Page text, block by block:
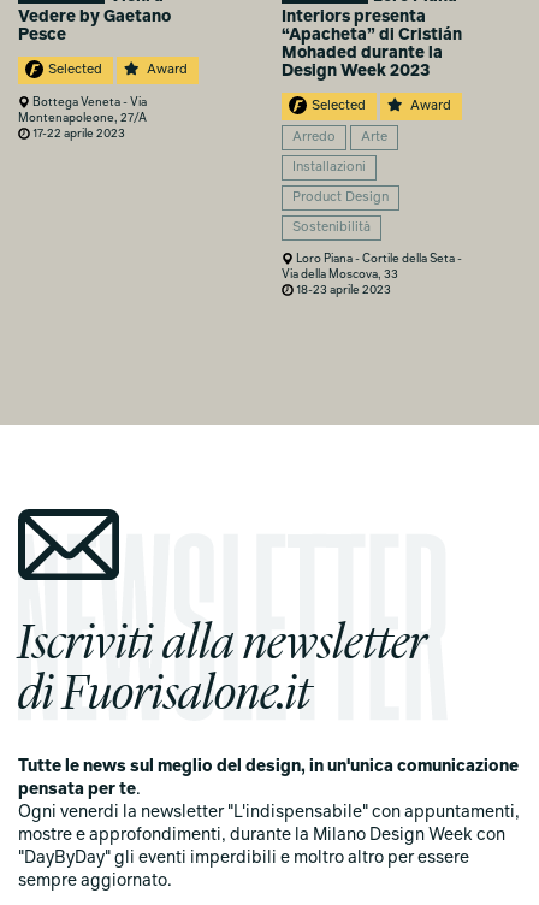
Vedere by Gaetano
Pesce
Selected Award
Bottega Veneta - Via
Montenapoleone, 27/A
17-22 aprile 2023
Interiors presenta
“Apacheta” di Cristián
Mohaded durante la
Design Week 2023
Selected Award
Arredo Arte
Installazioni
Product Design
Sostenibilità
Loro Piana - Cortile della Seta -
Via della Moscova, 33
18-23 aprile 2023
Iscriviti alla newsletter
di Fuorisalone.it
Tutte le news sul meglio del design, in un'unica comunicazione
pensata per te.
Ogni venerdi la newsletter "L'indispensabile" con appuntamenti,
mostre e approfondimenti, durante la Milano Design Week con
"DayByDay" gli eventi imperdibili e moltro altro per essere
sempre aggiornato.